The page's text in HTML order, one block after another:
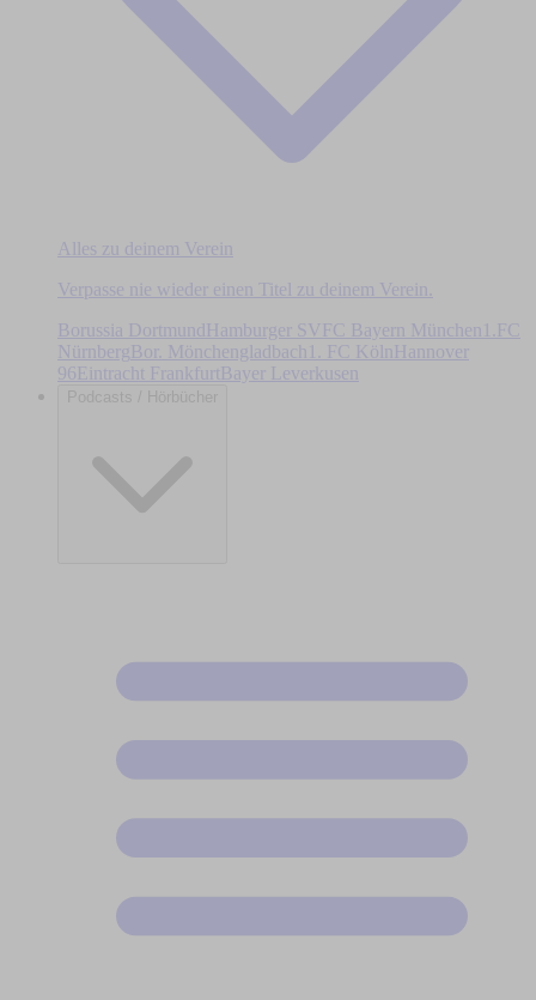
Alles zu deinem Verein
Verpasse nie wieder einen Titel zu deinem Verein.
Borussia DortmundHamburger SV FC Bayern München
1.FC
Nürnberg Bor. Mönchengladbach 1. FC Köln
Hannover
96Eintracht Frankfurt Bayer Leverkusen
Podcasts / Hörbücher